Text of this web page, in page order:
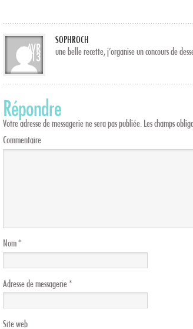
AVR
13
SOPHROCH
une belle recette, j’organise un concours de
Répondre
Votre adresse de messagerie ne sera pas publiée. Les champs
Commentaire
Nom*
Adresse de messagerie*
Site web